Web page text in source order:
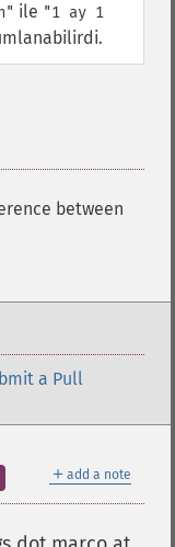
ile "1 ay 1
between
a Pull
＋ add a note